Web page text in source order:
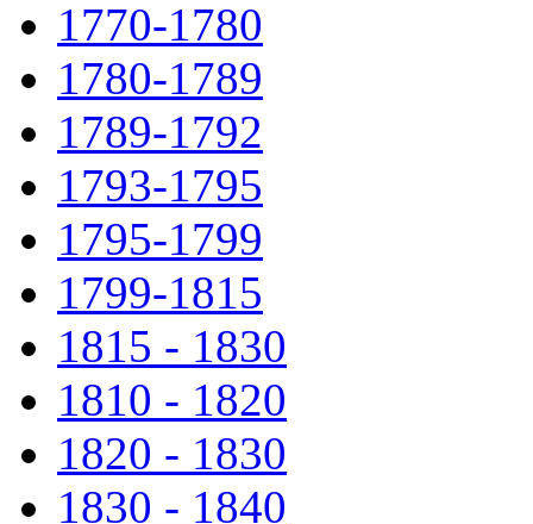
1770-1780
1780-1789
1789-1792
1793-1795
1795-1799
1799-1815
1815 - 1830
1810 - 1820
1820 - 1830
1830 - 1840